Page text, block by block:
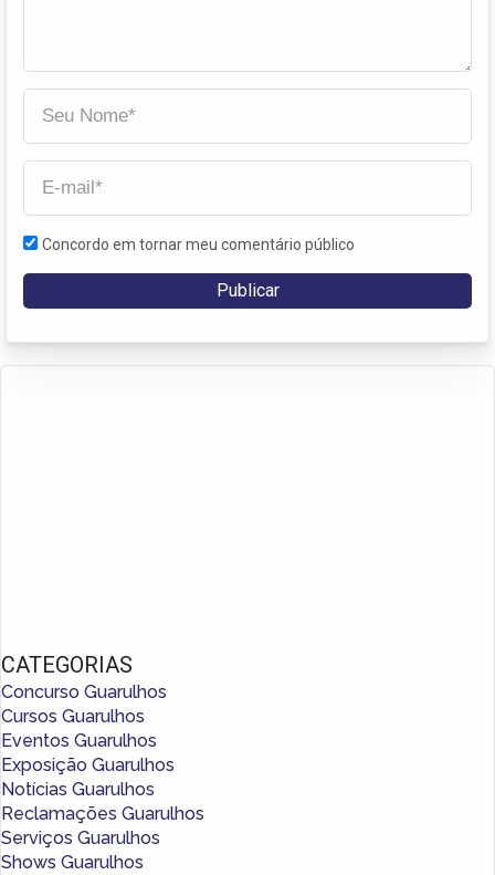
Concordo em tornar meu comentário público
CATEGORIAS
Concurso Guarulhos
Cursos Guarulhos
Eventos Guarulhos
Exposição Guarulhos
Notícias Guarulhos
Reclamações Guarulhos
Serviços Guarulhos
Shows Guarulhos